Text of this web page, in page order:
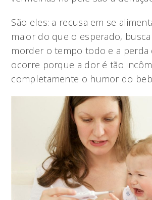
São eles: a recusa em se
maior do que o esperado,
morder o tempo todo e a perda
ocorre porque a dor é tão
completamente o humor do